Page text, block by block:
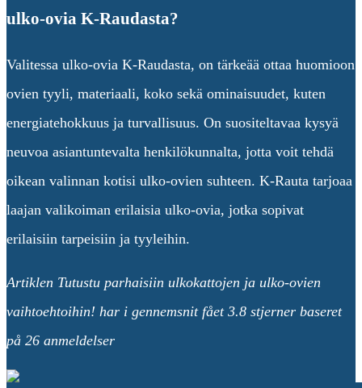
ulko-ovia K-Raudasta?
Valitessa ulko-ovia K-Raudasta, on tärkeää ottaa huomioon
ovien tyyli, materiaali, koko sekä ominaisuudet, kuten
energiatehokkuus ja turvallisuus. On suositeltavaa kysyä
neuvoa asiantuntevalta henkilökunnalta, jotta voit tehdä
oikean valinnan kotisi ulko-ovien suhteen. K-Rauta tarjoaa
laajan valikoiman erilaisia ulko-ovia, jotka sopivat
erilaisiin tarpeisiin ja tyyleihin.
Artiklen Tutustu parhaisiin ulkokattojen ja ulko-ovien
vaihtoehtoihin! har i gennemsnit fået 3.8 stjerner baseret
på 26 anmeldelser